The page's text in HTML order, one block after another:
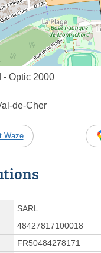
- Optic 2000
de-Cher
Waze
SARL
48427817100018
FR50484278171